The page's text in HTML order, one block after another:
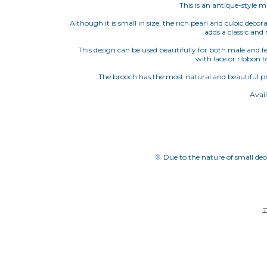
This is an antique-style
Although it is small in size, the rich pearl and cubic
adds a classic
This design can be used beautifully for both male and
with lace or ribbon
The brooch has the most natural and beautiful
※ Due to the nature of small